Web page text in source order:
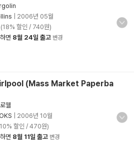
2006년 05월
할인 / 740원)
면 8월 24일 출고 변경
(Mass Market Paperba
웰
2006년 10월
할인 / 470원)
면 8월 11일 출고 변경